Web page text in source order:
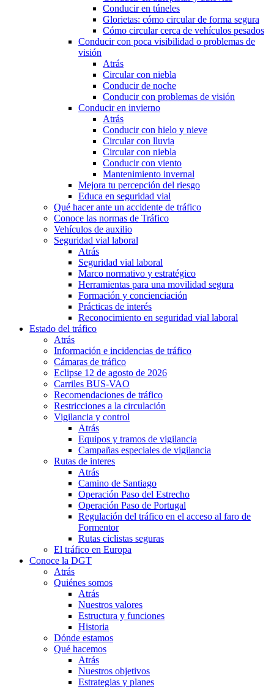
Conducir en túneles
Glorietas: cómo circular de forma segura
Cómo circular cerca de vehículos pesados
Conducir con poca visibilidad o problemas de
visión
Atrás
Circular con niebla
Conducir de noche
Conducir con problemas de visión
Conducir en invierno
Atrás
Conducir con hielo y nieve
Circular con lluvia
Circular con niebla
Conducir con viento
Mantenimiento invernal
Mejora tu percepción del riesgo
Educa en seguridad vial
Qué hacer ante un accidente de tráfico
Conoce las normas de Tráfico
Vehículos de auxilio
Seguridad vial laboral
Atrás
Seguridad vial laboral
Marco normativo y estratégico
Herramientas para una movilidad segura
Formación y concienciación
Prácticas de interés
Reconocimiento en seguridad vial laboral
Estado del tráfico
Atrás
Información e incidencias de tráfico
Cámaras de tráfico
Eclipse 12 de agosto de 2026
Carriles BUS-VAO
Recomendaciones de tráfico
Restricciones a la circulación
Vigilancia y control
Atrás
Equipos y tramos de vigilancia
Campañas especiales de vigilancia
Rutas de interes
Atrás
Camino de Santiago
Operación Paso del Estrecho
Operación Paso de Portugal
Regulación del tráfico en el acceso al faro de
Formentor
Rutas ciclistas seguras
El tráfico en Europa
Conoce la DGT
Atrás
Quiénes somos
Atrás
Nuestros valores
Estructura y funciones
Historia
Dónde estamos
Qué hacemos
Atrás
Nuestros objetivos
Estrategias y planes